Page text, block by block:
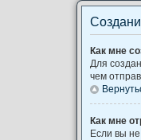
Как мне
Для
чем
Как мне
Если вы